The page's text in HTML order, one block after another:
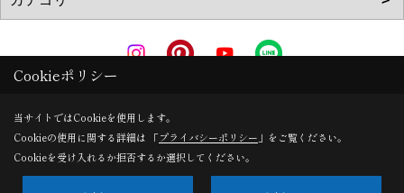
Copyright (c) AkitaRingyouHome. All Rights Reserved.
Produced byゴデスクリエイト
Cookieポリシー
当サイトではCookieを使用します。
Cookieの使用に関する詳細は 「プライバシーポリシー 」をご覧ください。
Cookieを受け入れるか拒否するか選択してください。